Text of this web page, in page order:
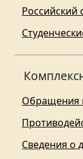
Российский
Обращения
Сведения о